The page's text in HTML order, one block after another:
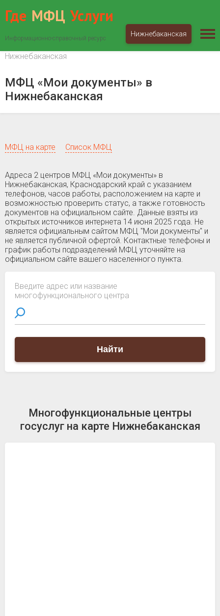
Где МФЦ Услуги
Информационно-справочный ресурс
Нижнебаканская
Краснодарский край
Нижнебаканская
МФЦ «Мои документы» в
Нижнебаканская
МФЦ на карте Список МФЦ
Адреса 2 центров МФЦ «Мои документы» в
Нижнебаканская, Краснодарский край c указанием
телефонов, часов работы, расположением на карте и
возможностью проверить статус, а также готовность
документов на официальном сайте. Данные взяты из
открытых источников интернета 14 июня 2025 года. Не
является официальным сайтом МФЦ "Мои документы" и
не является публичной офертой. Контактные телефоны и
график работы подразделений МФЦ уточняйте на
официальном сайте вашего населенного пункта.
Введите адрес или название
многофункционального центра
Найти
Многофункциональные центры
госуслуг на карте Нижнебаканская